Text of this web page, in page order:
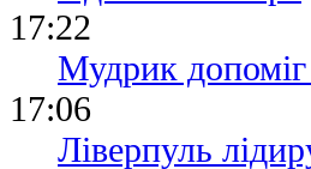
17:22
Мудрик
17:06
Ліверпуль